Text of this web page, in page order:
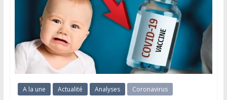
A la une Actualité Analyses Coronavirus